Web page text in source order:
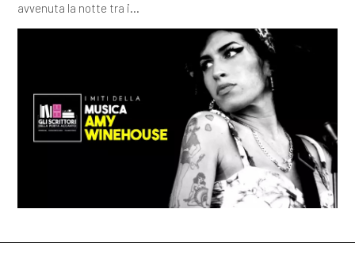
avvenuta la notte tra i...